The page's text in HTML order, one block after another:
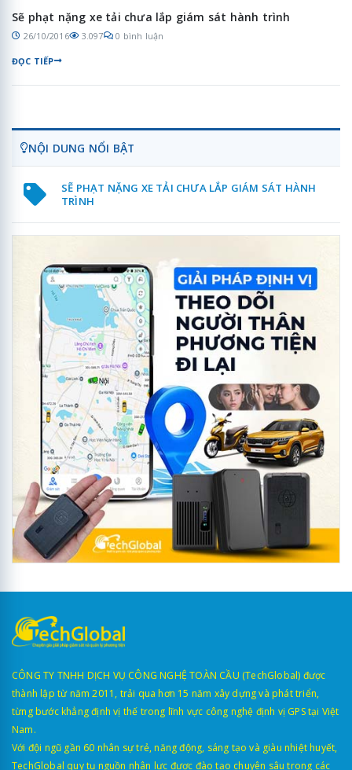
Sẽ phạt nặng xe tải chưa lắp giám sát hành trình
26/10/2016 3.097 0 bình luận
ĐỌC TIẾP
NỘI DUNG NỔI BẬT
SẼ PHẠT NẶNG XE TẢI CHƯA LẮP GIÁM SÁT HÀNH
TRÌNH
CÔNG TY TNHH DỊCH VỤ CÔNG NGHỆ TOÀN CẦU (TechGlobal) được
thành lập từ năm 2011, trải qua hơn 15 năm xây dựng và phát triển,
từng bước khẳng định vị thế trong lĩnh vực công nghệ định vị GPS tại Việt
Nam.
Với đội ngũ gần 60 nhân sự trẻ, năng động, sáng tạo và giàu nhiệt huyết,
TechGlobal quy tụ nguồn nhân lực được đào tạo chuyên sâu trong các